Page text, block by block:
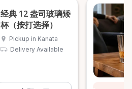
经典 12 盎司玻璃矮
杯（按打选择）
Pickup in Kanata
Delivery Available